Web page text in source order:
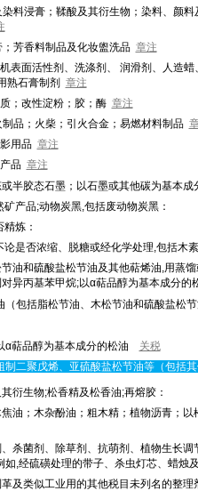
料浸膏；鞣酸及其衍生物；染料、颜
芳香料制品及化妆盥洗品 章注
表面活性剂、洗涤剂、 润滑剂、人造蜡
熟石膏制剂
章注
；改性淀粉；胶；酶 章注
品；火柴；引火合金；易燃材料制品
用品 章注
品 章注
半胶态石墨；以石墨或其他碳为基本
产品;动物炭黑,包括废动物炭黑：
炼：
论是否浓缩、脱糖或经化学处理,包括木
油和硫酸盐松节油及其他萜烯油,用蒸
异丙基苯甲烷;以α萜品醇为基本成分的
（包括脂松节油、木松节油和硫酸盐松
α萜品醇为基本成分的松油
关税
制二聚戊烯、亚硫酸盐松节油等（包括
衍生物;松香精及松香油;再熔胶：
油；木杂酚油；粗木精；植物沥青；
杀菌剂、除草剂、抗萌剂、植物生长
如,经硫磺处理的带子、杀虫灯芯、蜡烛
及类似工业用的其他税目未列名的整